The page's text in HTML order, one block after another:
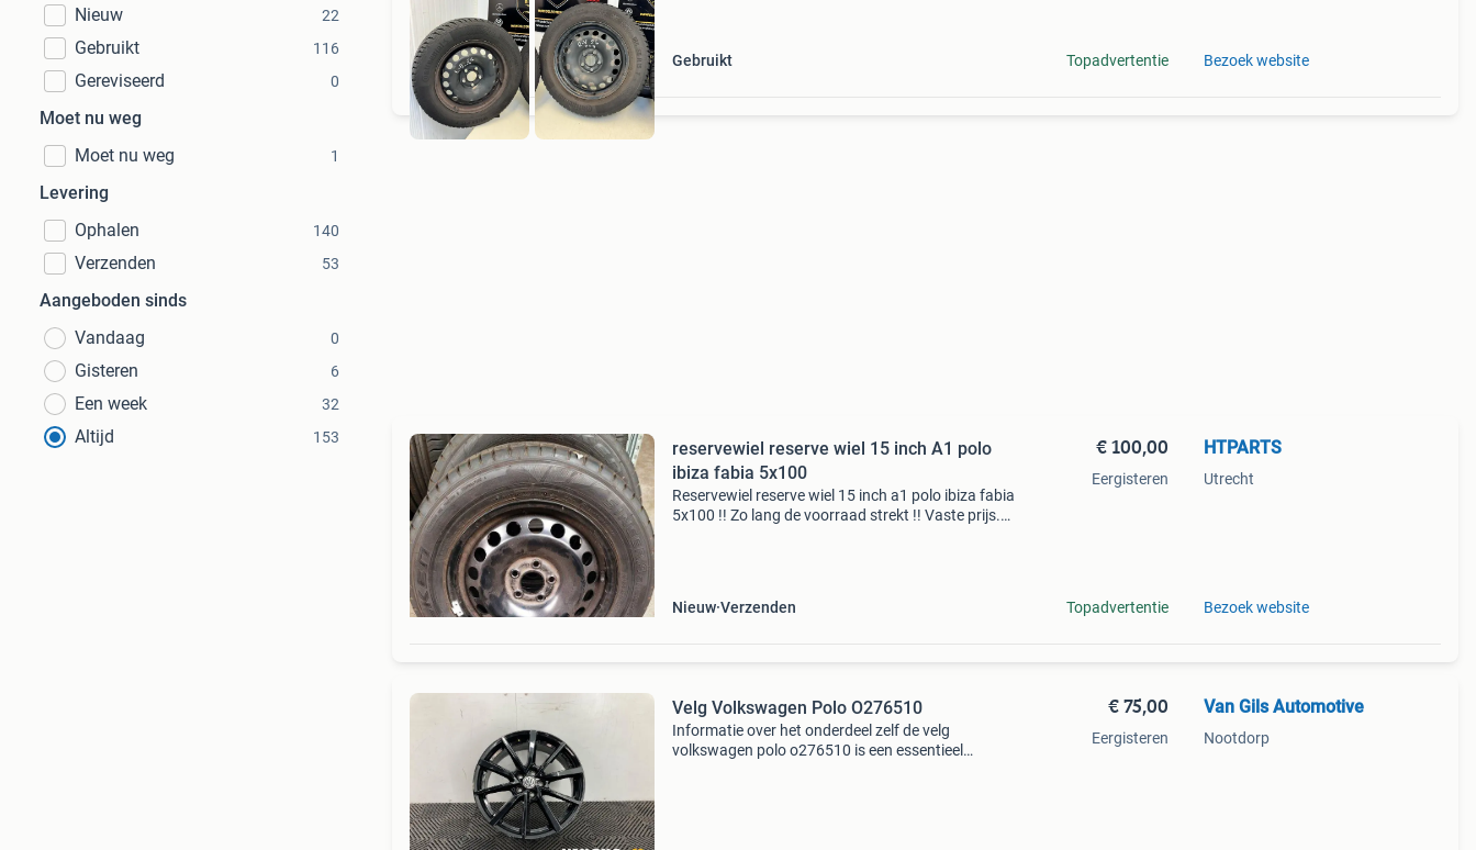
Nieuw
22
Gebruikt 116
Gereviseerd 0
Moet nu weg
Moet nu weg
1
Levering
Ophalen
140
Verzenden 53
Aangeboden sinds
Vandaag
0
Gisteren 6
Een week 32
Altijd 153
Gebruikt Topadvertentie Bezoek website
reservewiel reserve wiel 15 inch A1 polo
ibiza fabia 5x100
Reservewiel reserve wiel 15 inch a1 polo ibiza fabia
5x100 !! Zo lang de voorraad strekt !! Vaste prijs.
Nieuw Verzenden
€ 100,00
Eergisteren
Topadvertentie
HTPARTS
Utrecht
Bezoek website
Velg Volkswagen Polo O276510
Informatie over het onderdeel zelf de velg
volkswagen polo o276510 is een essentieel
€ 75,00
Eergisteren
Van Gils Automotive
Nootdorp